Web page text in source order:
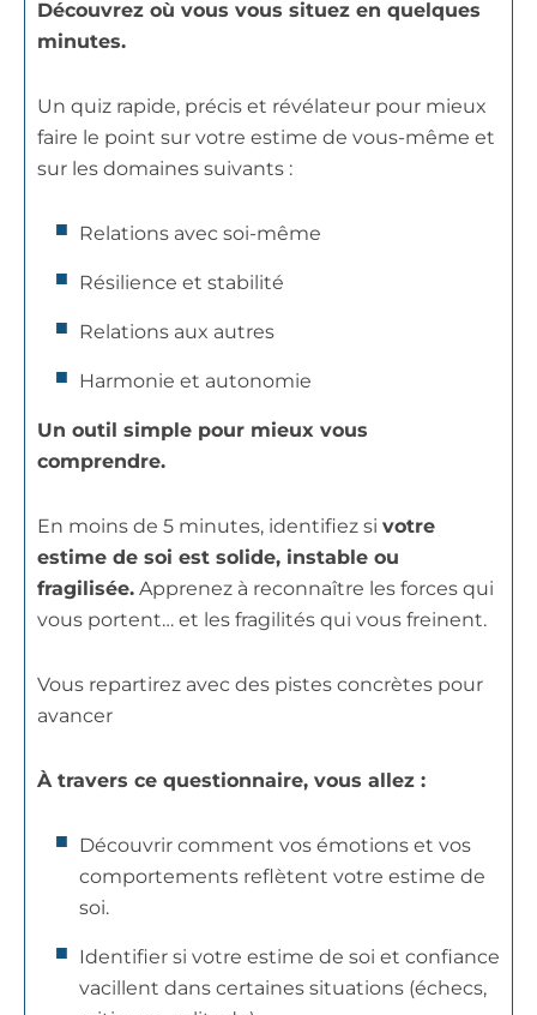
Découvrez où vous vous situez en quelques
minutes.
Un quiz rapide, précis et révélateur pour mieux
faire le point sur votre estime de vous-même et
sur les domaines suivants :
Relations avec soi-même
Résilience et stabilité
Relations aux autres
Harmonie et autonomie
Un outil simple pour mieux vous
comprendre.
En moins de 5 minutes, identifiez si votre
estime de soi est solide, instable ou
fragilisée. Apprenez à reconnaître les forces qui
vous portent… et les fragilités qui vous freinent.
Vous repartirez avec des pistes concrètes pour
avancer
À travers ce questionnaire, vous allez :
Découvrir comment vos émotions et vos
comportements reflètent votre estime de
soi.
Identifier si votre estime de soi et confiance
vacillent dans certaines situations (échecs,